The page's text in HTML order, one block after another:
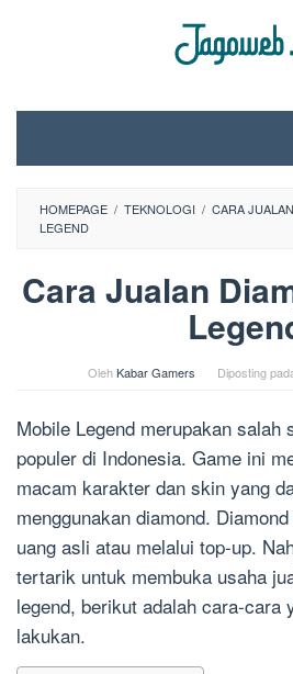
HOMEPAGE / TEKNOLOGI / CARA
LEGEND
Cara Jualan
OlehKabar Gamers Diposting
Mobile Legend merupakan salah
populer di Indonesia. Game ini
macam karakter dan skin yang
menggunakan diamond.
uang asli atau melalui top-up.
tertarik untuk membuka usaha
legend, berikut adalah cara-cara
lakukan.